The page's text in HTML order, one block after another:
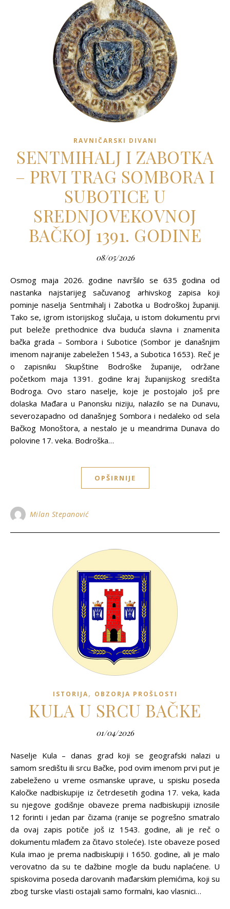
RAVNIČARSKI DIVANI
SENTMIHALJ I ZABOTKA
– PRVI TRAG SOMBORA I
SUBOTICE U
SREDNJOVEKOVNOJ
BAČKOJ 1391. GODINE
08/05/2026
Osmog maja 2026. godine navršilo se 635 godina od
nastanka najstarijeg sačuvanog arhivskog zapisa koji
pominje naselja Sentmihalj i Zabotka u Bodroškoj županiji.
Tako se, igrom istorijskog slučaja, u istom dokumentu prvi
put beleže prethodnice dva buduća slavna i znamenita
bačka grada – Sombora i Subotice (Sombor je današnjim
imenom najranije zabeležen 1543, a Subotica 1653). Reč je
o zapisniku Skupštine Bodroške županije, održane
početkom maja 1391. godine kraj županijskog središta
Bodroga. Ovo staro naselje, koje je postojalo još pre
dolaska Mađara u Panonsku niziju, nalazilo se na Dunavu,
severozapadno od današnjeg Sombora i nedaleko od sela
Bačkog Monoštora, a nestalo je u meandrima Dunava do
polovine 17. veka. Bodroška…
OPŠIRNIJE
Milan Stepanović
ISTORIJA, OBZORJA PROŠLOSTI
KULA U SRCU BAČKE
01/04/2026
Naselje Kula – danas grad koji se geografski nalazi u
samom središtu ili srcu Bačke, pod ovim imenom prvi put je
zabeleženo u vreme osmanske uprave, u spisku poseda
Kaločke nadbiskupije iz četrdesetih godina 17. veka, kada
su njegove godišnje obaveze prema nadbiskupiji iznosile
12 forinti i jedan par čizama (ranije se pogrešno smatralo
da ovaj zapis potiče još iz 1543. godine, ali je reč o
dokumentu mlađem za čitavo stoleće). Iste obaveze posed
Kula imao je prema nadbiskupiji i 1650. godine, ali je malo
verovatno da su te dažbine mogle da budu naplaćene. U
spiskovima poseda darovanih mađarskim plemićima, koji su
zbog turske vlasti ostajali samo formalni, kao vlasnici…